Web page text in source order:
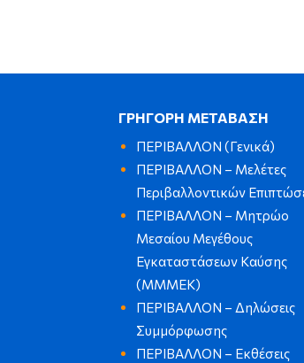
ΓΡΗΓΟΡΗ ΜΕΤΑΒΑΣΗ
ΠΕΡΙΒΑΛΛΟΝ (Γενικά)
ΠΕΡΙΒΑΛΛΟΝ – Μελέτες
Περιβαλλοντικών
ΠΕΡΙΒΑΛΛΟΝ – Μητρώο
Μεσαίου Μεγέθους
Εγκαταστάσεων Καύσης
(ΜΜΜΕΚ)
ΠΕΡΙΒΑΛΛΟΝ – Δηλώσεις
Συμμόρφωσης
ΠΕΡΙΒΑΛΛΟΝ – Εκθέσεις